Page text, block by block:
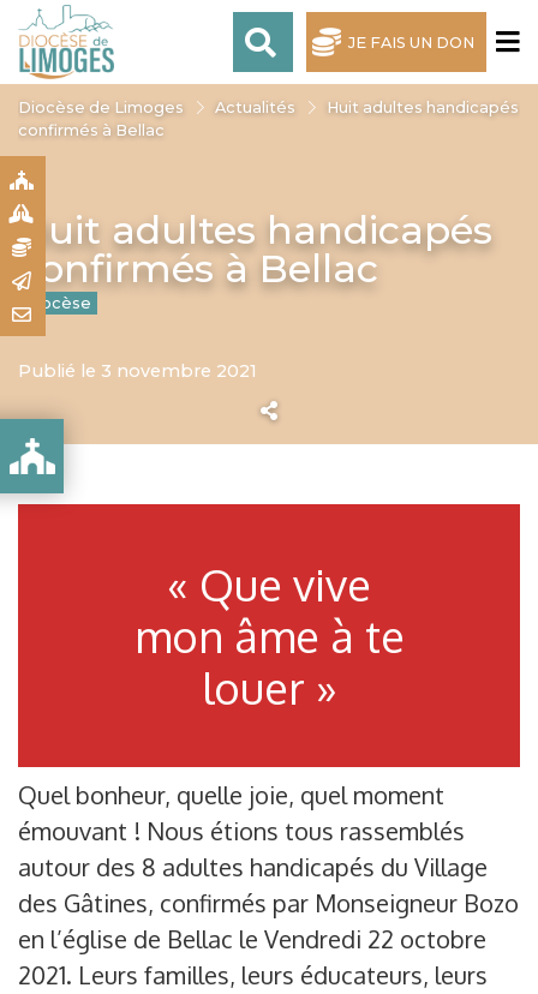
JE FAIS UN DON
Diocèse de Limoges Actualités
Huit adultes handicapés
confirmés à Bellac
Huit adultes handicapés
confirmés à Bellac
Diocèse
Publié le 3 novembre 2021
« Que vive
mon âme à te
louer »
Quel bonheur, quelle joie, quel moment
émouvant ! Nous étions tous rassemblés
autour des 8 adultes handicapés du Village
des Gâtines, confirmés par Monseigneur Bozo
en l’église de Bellac le Vendredi 22 octobre
2021. Leurs familles, leurs éducateurs, leurs